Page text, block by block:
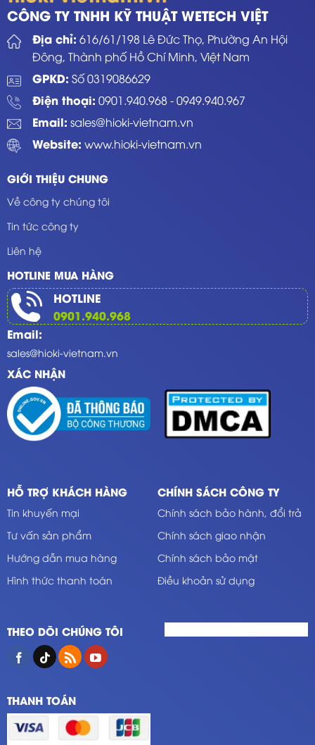
CÔNG TY TNHH KỸ THUẬT WETECH VIỆT
Địa chỉ: 616/61/198 Lê Đức Thọ, Phường An Hội
Đông, Thành phố Hồ Chí Minh, Việt Nam
GPKD: Số 0319086629
Điện thoại: 0901.940.968-0949.940.967
Email: sales@hioki-vietnam.vn
Website: www.hioki-vietnam.vn
GIỚI THIỆU CHUNG
Về công ty chúng tôi
Tin tức công ty
Liên hệ
HOTLINE MUA HÀNG
HOTLINE
0901.940.968
Email:
sales@hioki-vietnam.vn
XÁC NHẬN
HỖ TRỢ KHÁCH HÀNG
Tin khuyến mại
Tư vấn sản phẩm
Hướng dẫn mua hàng
Hình thức thanh toán
CHÍNH SÁCH CÔNG TY
Chính sách bảo hành, đổi trả
Chính sách giao nhận
Chính sách bảo mật
Điều khoản sử dụng
THEO DÕI CHÚNG TÔI
THANH TOÁN